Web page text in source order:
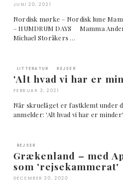
JUNI 20, 2021
Nordisk mørke – Nordisk lune
– HUMDRUM DAYS Mamma
Michael Storåkers …
LITTERATUR REJSER
'Alt hvad vi har er
FEBRUAR 3, 2021
Når skruelåget er fastklemt under
anmelder: 'Alt hvad vi har er
REJSER
Grækenland – med
som 'rejsekammerat'
DECEMBER 20, 2020